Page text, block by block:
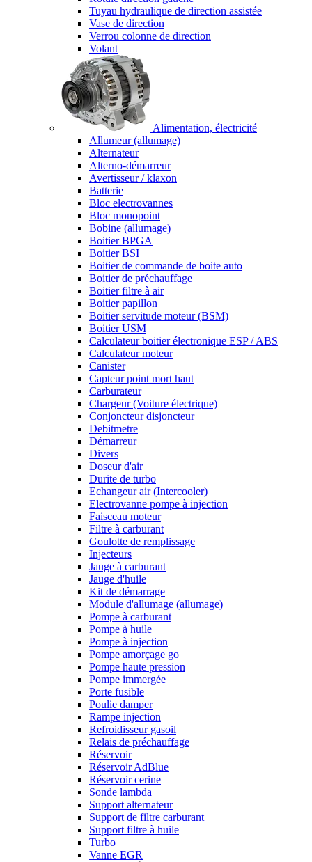
Tuyau hydraulique de direction assistée
Vase de direction
Verrou colonne de direction
Volant
Alimentation, électricité
Allumeur (allumage)
Alternateur
Alterno-démarreur
Avertisseur / klaxon
Batterie
Bloc electrovannes
Bloc monopoint
Bobine (allumage)
Boitier BPGA
Boitier BSI
Boitier de commande de boite auto
Boitier de préchauffage
Boitier filtre à air
Boitier papillon
Boitier servitude moteur (BSM)
Boitier USM
Calculateur boitier électronique ESP / ABS
Calculateur moteur
Canister
Capteur point mort haut
Carburateur
Chargeur (Voiture électrique)
Conjoncteur disjoncteur
Debitmetre
Démarreur
Divers
Doseur d'air
Durite de turbo
Echangeur air (Intercooler)
Electrovanne pompe à injection
Faisceau moteur
Filtre à carburant
Goulotte de remplissage
Injecteurs
Jauge à carburant
Jauge d'huile
Kit de démarrage
Module d'allumage (allumage)
Pompe à carburant
Pompe à huile
Pompe à injection
Pompe amorçage go
Pompe haute pression
Pompe immergée
Porte fusible
Poulie damper
Rampe injection
Refroidisseur gasoil
Relais de préchauffage
Réservoir
Réservoir AdBlue
Réservoir cerine
Sonde lambda
Support alternateur
Support de filtre carburant
Support filtre à huile
Turbo
Vanne EGR